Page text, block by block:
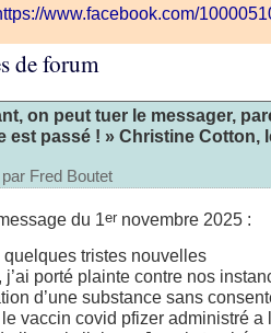
www.facebook.com/
de forum
on peut tuer le messager,
est passé ! » Christine Cotton,
Fred Boutet
du 1er novembre 2025 :
quelques tristes nouvelles
j’ai porté plainte contre nos
d’une substance sans
vaccin covid pfizer administré a